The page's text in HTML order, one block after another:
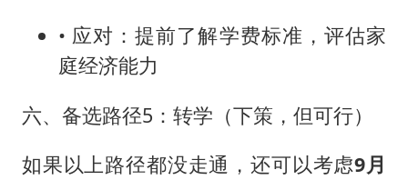
• 应对：提前了解学费标准，评估家
庭经济能力
六、备选路径5：转学（下策，但可行）
如果以上路径都没走通，还可以考虑9月